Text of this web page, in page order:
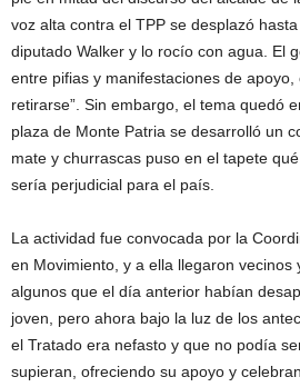
voz alta contra el TPP se desplazó
diputado Walker y lo rocío con agua. El
entre pifias y manifestaciones de apoyo,
retirarse”. Sin embargo, el tema quedó
plaza de Monte Patria se desarrolló un
mate y churrascas puso en el tapete
sería perjudicial para el país.
La actividad fue convocada por la
en Movimiento, y a ella llegaron vecinos
algunos que el día anterior habían
joven, pero ahora bajo la luz de los
el Tratado era nefasto y que no podía
supieran, ofreciendo su apoyo y